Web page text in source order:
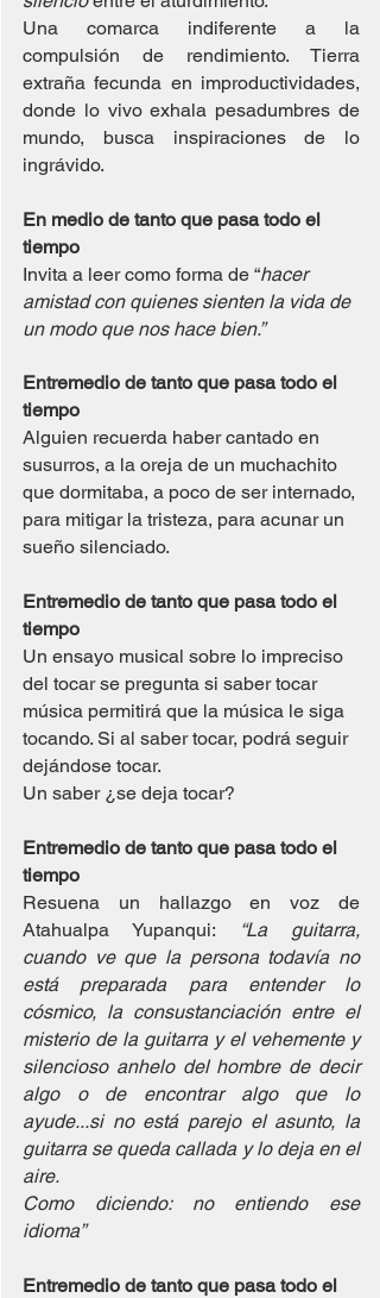
Una comarca indiferente a la
compulsión de rendimiento. Tierra
extraña fecunda en improductividades,
donde lo vivo exhala pesadumbres de
mundo, busca inspiraciones de lo
ingrávido.
En medio de tanto que pasa todo el
tiempo
Invita a leer como forma de “hacer
amistad con quienes sienten la vida de
un modo que nos hace bien.”
Entremedio de tanto que pasa todo el
tiempo
Alguien recuerda haber cantado en
susurros, a la oreja de un muchachito
que dormitaba, a poco de ser internado,
para mitigar la tristeza, para acunar un
sueño silenciado.
Entremedio de tanto que pasa todo el
tiempo
Un ensayo musical sobre lo impreciso
del tocar se pregunta si saber tocar
música permitirá que la música le siga
tocando. Si al saber tocar, podrá seguir
dejándose tocar.
Un saber ¿se deja tocar?
Entremedio de tanto que pasa todo el
tiempo
Resuena un hallazgo en voz de
Atahualpa Yupanqui:
“La guitarra,
cuando ve que la persona todavía no
está preparada para entender lo
cósmico, la consustanciación entre el
misterio de la guitarra y el vehemente y
silencioso anhelo del hombre de decir
algo o de encontrar algo que lo
ayude...si no está parejo el asunto, la
guitarra se queda callada y lo deja en el
aire.
Como diciendo: no entiendo ese
idioma”
Entremedio de tanto que pasa todo el